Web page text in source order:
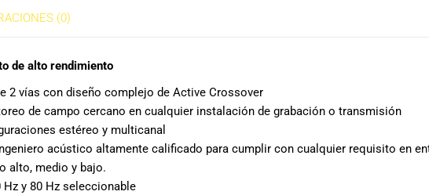
(0)
de alto rendimiento
2 vías con diseño complejo de Active Crossover
de campo cercano en cualquier instalación de grabación o transmisión
estéreo y multicanal
acústico altamente calificado para cumplir con cualquier requisito en
alto, medio y bajo.
y 80 Hz seleccionable